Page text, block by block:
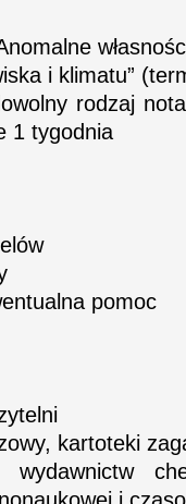
i klimatu”
rodzaj
1 tygodnia
pomoc
kartoteki